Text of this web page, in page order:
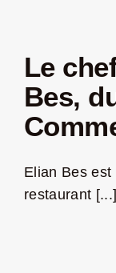
Le
Bes,
Elian Bes
restaurant [...]